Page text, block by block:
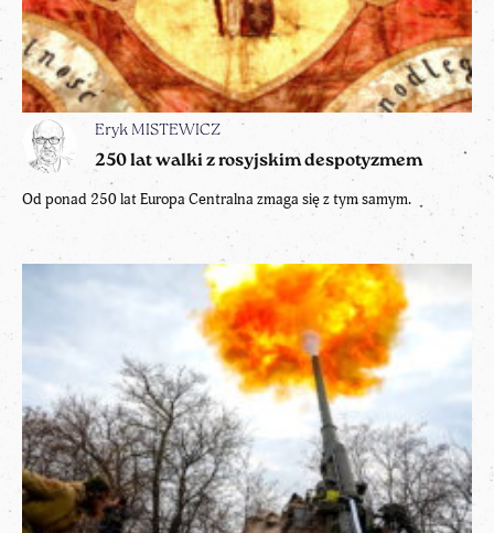
Eryk MISTEWICZ
250 lat walki z rosyjskim despotyzmem
Od ponad 250 lat Europa Centralna zmaga się z tym samym.